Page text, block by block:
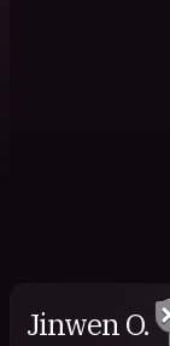
Jinwen O.